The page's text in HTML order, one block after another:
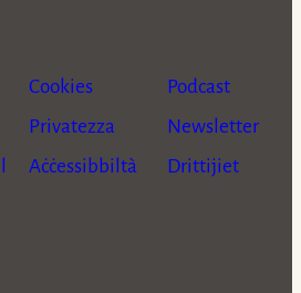
Cookies
Privatezza
Aċċessibbiltà
Podcast
Newsletter
Drittijiet